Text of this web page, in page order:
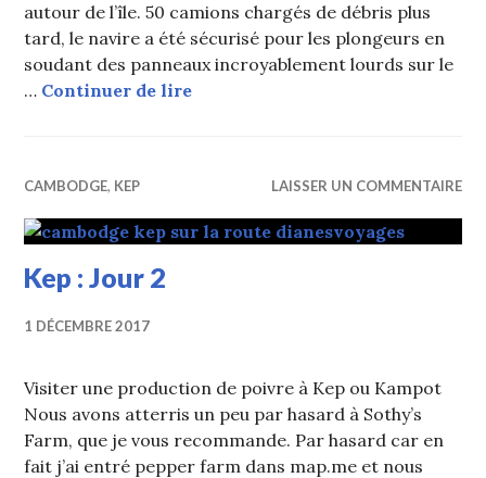
autour de l’île. 50 camions chargés de débris plus
tard, le navire a été sécurisé pour les plongeurs en
soudant des panneaux incroyablement lourds sur le
… Continuer de lireOdyssey Wreck Roatan
CAMBODGE, KEP LAISSER UN COMMENTAIRE
Kep : Jour 2
1 DÉCEMBRE 2017
Visiter une production de poivre à Kep ou Kampot
Nous avons atterris un peu par hasard à Sothy’s
Farm, que je vous recommande. Par hasard car en
fait j’ai entré pepper farm dans map.me et nous